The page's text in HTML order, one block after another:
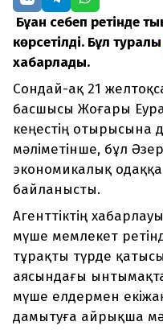
Бұған себеп ретінде
көрсетілді. Бұл туралы
хабарлады.
Сондай-ақ 21
басшысы Жоғары
кеңестің отырысына
мәліметінше, бұл
экономикалық
байланысты.
Агенттіктің
мүше мемлекет
тұрақты түрде
аясындағы
мүше елдермен
дамытуға айрықша